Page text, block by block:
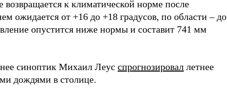
возвращается к климатической норме после
ожидается от +16 до +18 градусов, по области – до
опустится ниже нормы и составит 741 мм
синоптик Михаил Леус спрогнозировал летнее
дождями в столице.